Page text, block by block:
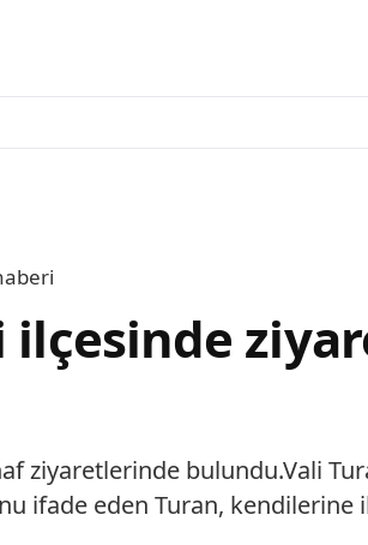
ilçesinde
ziyaretlerinde bulundu.Vali
ifade eden Turan, kendilerine